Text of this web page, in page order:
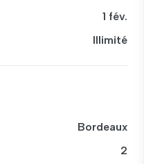
1 fév.
Illimité
Bordeaux
2